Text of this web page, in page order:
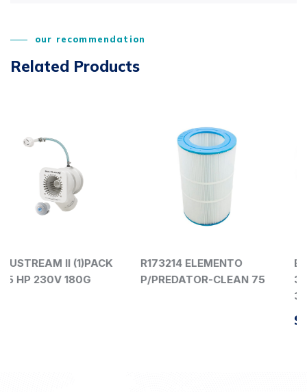
our recommendation
Related Products
R173214 ELEMENTO
P/PREDATOR-CLEAN 75
Bomba para piscina
3/4HP Superflo 115/